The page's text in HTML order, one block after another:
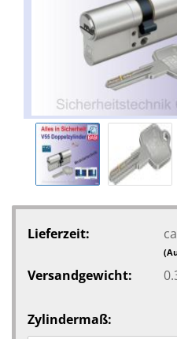
Lieferzeit:
Versandgewicht:
Zylindermaß: